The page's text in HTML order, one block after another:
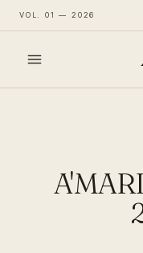
VOL. 01 — 2026